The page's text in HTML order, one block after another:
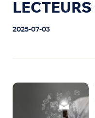
2025-07-03